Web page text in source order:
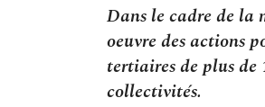
Dans le cadre de la
oeuvre des actions
tertiaires de plus de
collectivités.